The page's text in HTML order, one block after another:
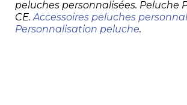
peluches personnalisées. Peluche
CE. Accessoires peluches
Personnalisation peluche.